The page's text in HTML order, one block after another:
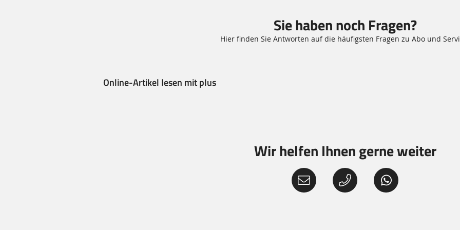
Sie haben noch Fragen?
Hier finden Sie Antworten auf die häufigsten Fragen zu Abo und
Online-Artikel lesen mit plus
Wir helfen Ihnen gerne weiter